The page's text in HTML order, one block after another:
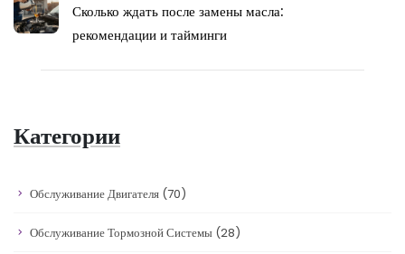
Сколько ждать после замены масла:
рекомендации и тайминги
Категории
Обслуживание Двигателя (70)
Обслуживание Тормозной Системы (28)